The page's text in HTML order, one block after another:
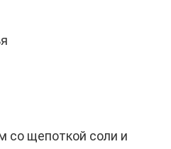
со щепоткой соли и